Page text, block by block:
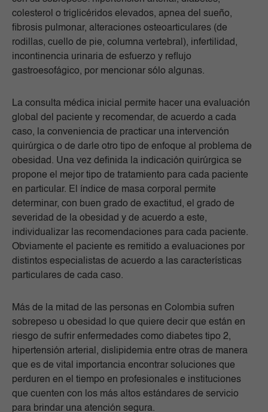
colesterol o triglicéridos elevados, apnea del sueño,
fibrosis pulmonar, alteraciones osteoarticulares (de
rodillas, cuello de pie, columna vertebral), infertilidad,
incontinencia urinaria de esfuerzo y reflujo
gastroesofágico, por mencionar sólo algunas.
La consulta médica inicial permite hacer una evaluación
global del paciente y recomendar, de acuerdo a cada
caso, la conveniencia de practicar una intervención
quirúrgica o de darle otro tipo de enfoque al problema de
obesidad. Una vez definida la indicación quirúrgica se
propone el mejor tipo de tratamiento para cada paciente
en particular. El índice de masa corporal permite
determinar, con buen grado de exactitud, el grado de
severidad de la obesidad y de acuerdo a este,
individualizar las recomendaciones para cada paciente.
Obviamente el paciente es remitido a evaluaciones por
distintos especialistas de acuerdo a las características
particulares de cada caso.
Más de la mitad de las personas en Colombia sufren
sobrepeso u obesidad lo que quiere decir que están en
riesgo de sufrir enfermedades como diabetes tipo 2,
hipertensión arterial, dislipidemia entre otras de manera
que es de vital importancia encontrar soluciones que
perduren en el tiempo en profesionales e instituciones
que cuenten con los más altos estándares de servicio
para brindar una atención segura.